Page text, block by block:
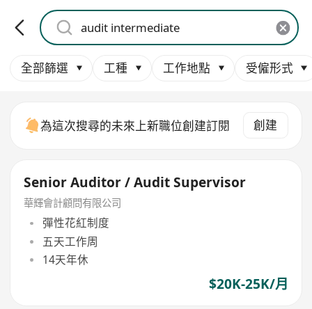
全部篩選 工種 工作地點 受僱形式
為這次搜尋的未來上新職位創建訂閱 創建
Senior Auditor / Audit Supervisor
華輝會計顧問有限公司
彈性花紅制度
五天工作周
14天年休
$20K-25K/月